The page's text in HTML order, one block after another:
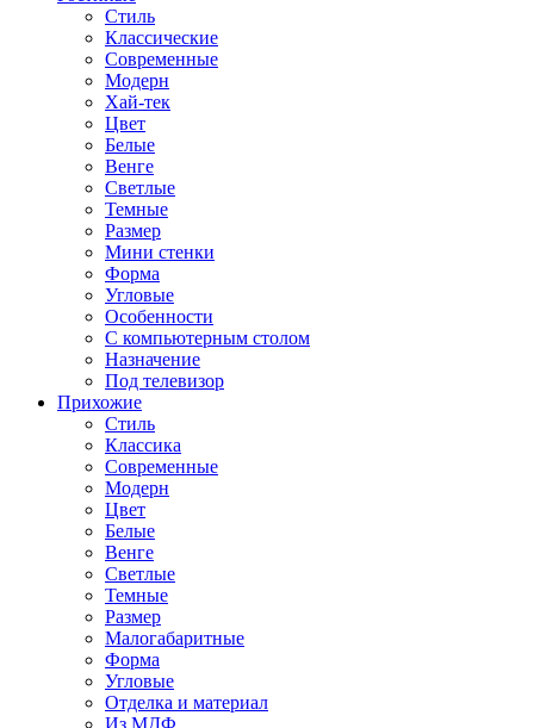
Стиль
Классические
Современные
Модерн
Хай-тек
Цвет
Белые
Венге
Светлые
Темные
Размер
Мини стенки
Форма
Угловые
Особенности
С компьютерным столом
Назначение
Под телевизор
Прихожие
Стиль
Классика
Современные
Модерн
Цвет
Белые
Венге
Светлые
Темные
Размер
Малогабаритные
Форма
Угловые
Отделка и материал
Из МДФ